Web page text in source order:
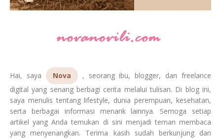
Hai, saya Nova
, seorang ibu, blogger, dan freelance
digital yang senang berbagi cerita melalui tulisan. Di blog ini,
saya menulis tentang lifestyle, dunia perempuan, kesehatan,
serta berbagai informasi menarik lainnya. Semoga setiap
artikel yang Anda temukan di sini menjadi teman membaca
yang menyenangkan. Terima kasih sudah berkunjung dan